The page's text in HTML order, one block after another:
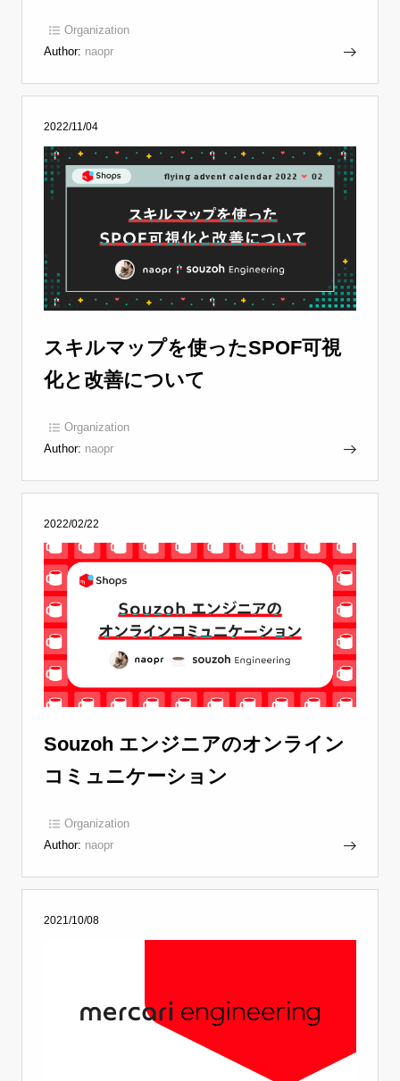
Organization
Author: naopr
2022/11/04
スキルマップを使ったSPOF可視
化と改善について
Organization
Author: naopr
2022/02/22
Souzoh エンジニアのオンライン
コミュニケーション
Organization
Author: naopr
2021/10/08